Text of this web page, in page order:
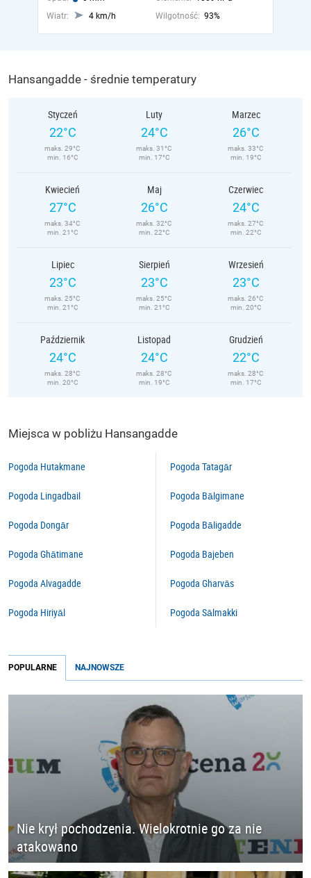
Wiatr:
4 km/h Wilgotność: 93%
Hansangadde - średnie temperatury
Styczeń
22°C
maks. 29°C
min. 16°C
Luty
24°C
maks. 31°C
min. 17°C
Marzec
26°C
maks. 33°C
min. 19°C
Kwiecień
27°C
maks. 34°C
min. 21°C
Maj
26°C
maks. 32°C
min. 22°C
Czerwiec
24°C
maks. 27°C
min. 22°C
Lipiec
23°C
maks. 25°C
min. 21°C
Sierpień
23°C
maks. 25°C
min. 21°C
Wrzesień
23°C
maks. 26°C
min. 20°C
Październik
24°C
maks. 28°C
min. 20°C
Listopad
24°C
maks. 28°C
min. 19°C
Grudzień
22°C
maks. 28°C
min. 17°C
Miejsca w pobliżu Hansangadde
Pogoda Hutakmane
Pogoda Lingadbail
Pogoda Dongār
Pogoda Ghātimane
Pogoda Alvagadde
Pogoda Hiriyāl
Pogoda Tatagār
Pogoda Bālgimane
Pogoda Bāligadde
Pogoda Bajeben
Pogoda Gharvās
Pogoda Sālmakki
POPULARNE NAJNOWSZE
Nie krył pochodzenia. Wielokrotnie go za nie
atakowano